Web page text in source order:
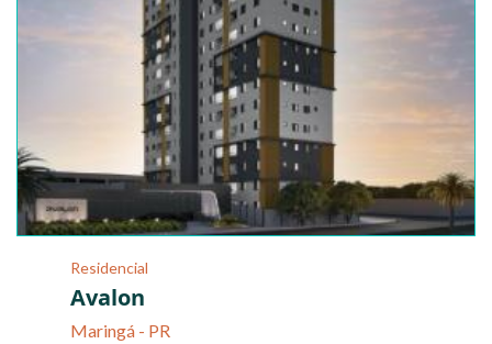
Residencial
Avalon
Maringá - PR